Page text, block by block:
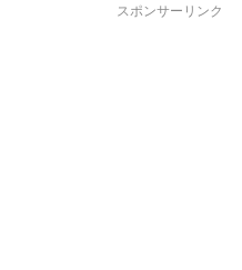
スポンサーリンク